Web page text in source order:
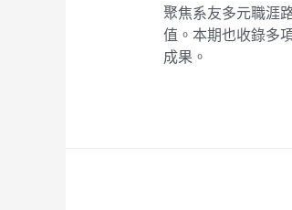
聚焦系友多元職涯
值。本期也收錄多
成果。